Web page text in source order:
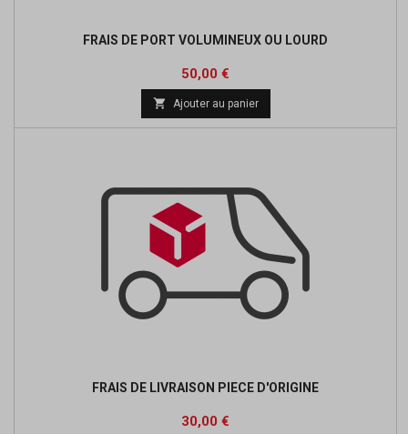
FRAIS DE PORT VOLUMINEUX OU LOURD
Prix
50,00 €
 Ajouter au panier
FRAIS DE LIVRAISON PIECE D'ORIGINE
Prix
30,00 €